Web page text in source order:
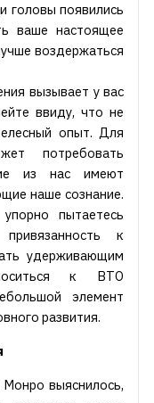
головы появились
ваше настоящее
воздержаться
вызывает у вас
ввиду, что не
опыт. Для
потребовать
из нас имеют
наше сознание.
пытаетесь
к
удерживающим
к ВТО
элемент
развития.
выяснилось,